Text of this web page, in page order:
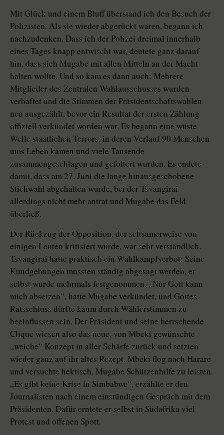
Mit Glück und einem Bluff überstand ich den Besuch der
Polizisten. Als sie wieder abgerückt waren, begann ich
nachzudenken. Dass ich der Polizei dreimal innerhalb
eines Tages knapp entwischt war, deutete ganz darauf
hin, dass sich Mugabe mit allen Mitteln an der Macht
halten wollte. Und so kam es dann auch: Mehrere
Mitglieder des Zentralen Wahlausschusses wurden
verhaftet und die Stimmen der Präsidentschaftswahlen
neu ausgezählt, bevor ein Resultat der ersten Zählung
offiziell verkündet worden war. Es begann eine wüste
Welle staatlichen Terrors, in deren Verlauf 90 Menschen
ums Leben kamen und viele Tausende
zusammengeschlagen und gefoltert wurden. Es endete
damit, dass am 27. Juni die lange hinausgeschobene
Stichwahl abgehalten wurde, bei der Tsvangirai
allerdings nicht mehr antrat und Mugabe das Feld
überließ.
Der Rückzug der Opposition, der seltsamerweise von
einigen Leuten kritisiert wurde, war sehr verständlich.
Tsvangirai hatte praktisch ein Wahlkampfverbot: Seine
Kundgebungen mussten ständig abgesagt werden, er
selbst wurde mehrmals festgenommen. „Nur Gott kann
mich absetzen“, hatte Mugabe verkündet, und Gottes
Ratsschluss dürfte kaum durch Wählerstimmen zu
beeinflussen sein. Der Präsident und seine herrschende
Clique wiesen also das neue, von Mbeki gewünschte
„weiche“ Konzept in aller Schärfe zurück und setzten
wieder ganz auf ihr altes Rezept. Mbeki flog nach Harare
und versuchte hektisch, Mugabe Schützenhilfe zu leisten.
„Es gibt keine Krise in Simbabwe“, erzählte er den
Journalisten nach einem einstündigen Gespräch mit dem
Präsidenten. Dafür erntete er selbst in Südafrika viel
Protest und offenen Spott.